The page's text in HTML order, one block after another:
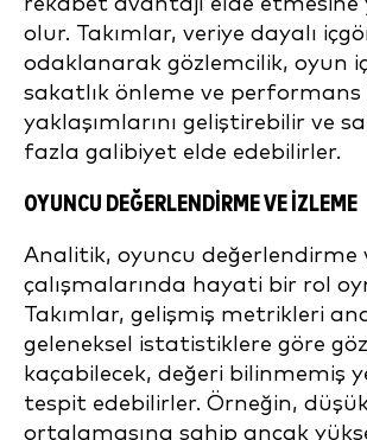
rekabet avantajı elde etmesine
olur. Takımlar, veriye dayalı
odaklanarak gözlemcilik, oyun
sakatlık önleme ve performans
yaklaşımlarını geliştirebilir ve
fazla galibiyet elde edebilirler.
OYUNCU DEĞERLENDIRME VE İZLEME
Analitik, oyuncu değerlendirme
çalışmalarında hayati bir rol
Takımlar, gelişmiş metrikleri
geleneksel istatistiklere göre
kaçabilecek, değeri bilinmemiş
tespit edebilirler. Örneğin,
ortalamasına sahip ancak